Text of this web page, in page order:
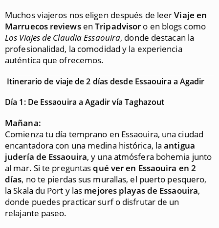
Muchos viajeros nos eligen después de leerViaje en
Marruecos reviewsenTripadvisor o en blogs como
Los Viajes de Claudia Essaouira, donde destacan la
profesionalidad, la comodidad y la experiencia
auténtica que ofrecemos.
Itinerario de viaje de 2 días desde Essaouira a Agadir
Día 1: De Essaouira a Agadir vía Taghazout
Mañana:
Comienza tu día temprano en Essaouira, una ciudad
encantadora con una medina histórica, laantigua
judería de Essaouira, y una atmósfera bohemia junto
al mar. Si te preguntasqué ver en Essaouira en 2
días, no te pierdas sus murallas, el puerto pesquero,
la Skala du Port y las mejores playas de Essaouira,
donde puedes practicar surf o disfrutar de un
relajante paseo.